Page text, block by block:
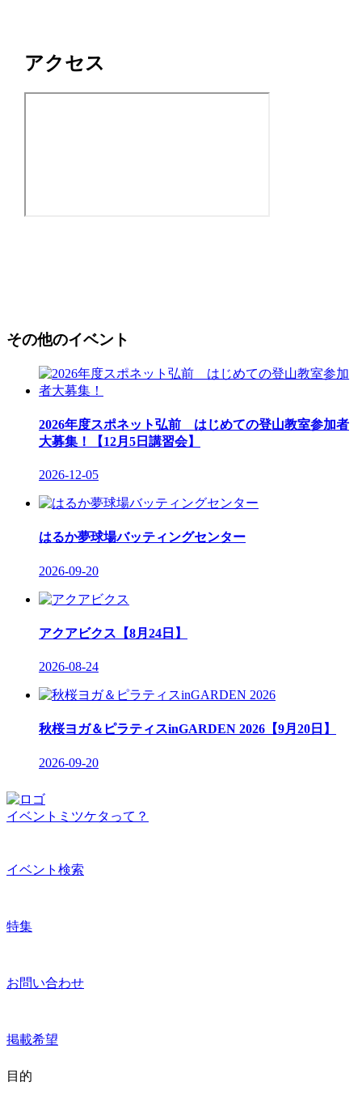
アクセス
その他のイベント
2026年度スポネット弘前 はじめての登山教室参加者
大募集！【12月5日講習会】
2026-12-05
はるか夢球場バッティングセンター
2026-09-20
アクアビクス【8月24日】
2026-08-24
秋桜ヨガ＆ピラティスinGARDEN 2026【9月20日】
2026-09-20
イベントミツケタって？
イベント検索
特集
お問い合わせ
掲載希望
目的